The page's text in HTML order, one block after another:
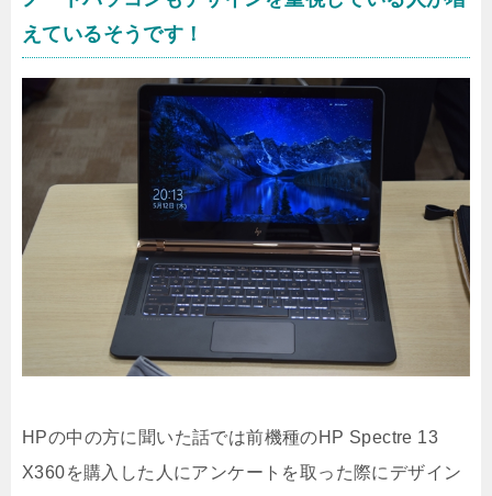
えているそうです！
HPの中の方に聞いた話では前機種のHP Spectre 13
X360を購入した人にアンケートを取った際にデザイン